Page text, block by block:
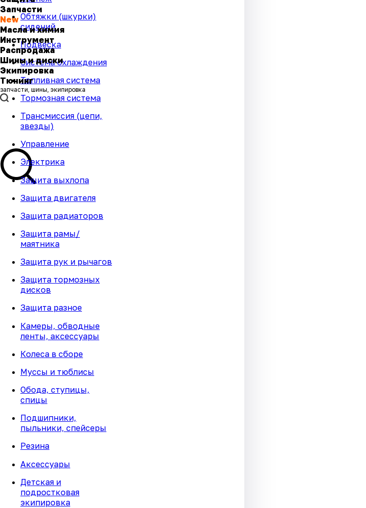
Запчасти
New
Масла и химия
Инструмент
Распродажа
Шины и диски
Экипировка
Тюнинг
запчасти, шины, экипировка
Обтяжки (шкурки)
сидений
Подвеска
Система охлаждения
Топливная система
Тормозная система
Трансмиссия (цепи,
звезды)
Управление
Электрика
Защита выхлопа
Защита двигателя
Защита радиаторов
Защита рамы/
маятника
Защита рук и рычагов
Защита тормозных
дисков
Защита разное
Камеры, обводные
ленты, аксессуары
Колеса в сборе
Муссы и тюблисы
Обода, ступицы,
спицы
Подшипники,
пыльники, спейсеры
Резина
Аксессуары
Детская и
подростковая
экипировка